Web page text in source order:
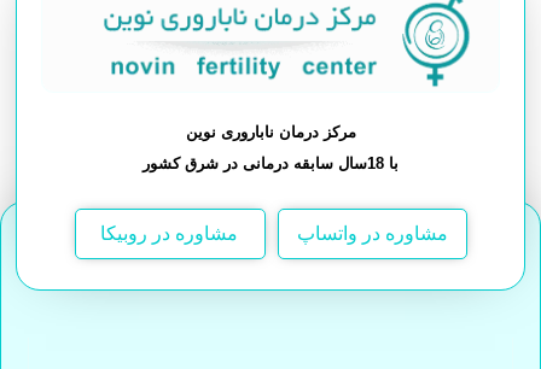
مرکز درمان ناباروری نوین
با 18سال سابقه درمانی در شرق کشور
مشاوره در واتساپ مشاوره در روبیکا